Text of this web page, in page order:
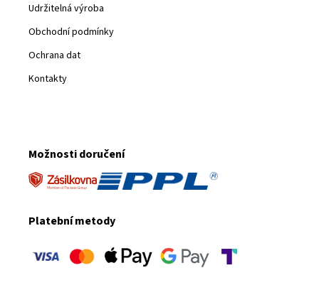
Udržitelná výroba
Obchodní podmínky
Ochrana dat
Kontakty
Možnosti doručení
Platební metody